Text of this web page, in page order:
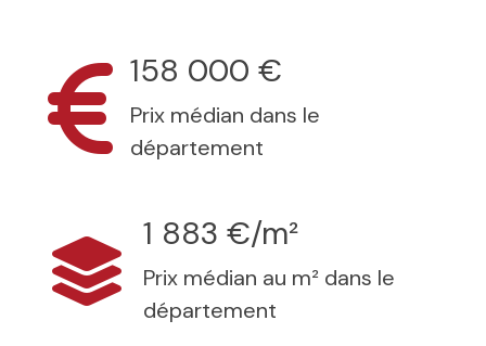
158 000 €
Prix médian dans le
département
1 883 €/m²
Prix médian au m² dans le
département